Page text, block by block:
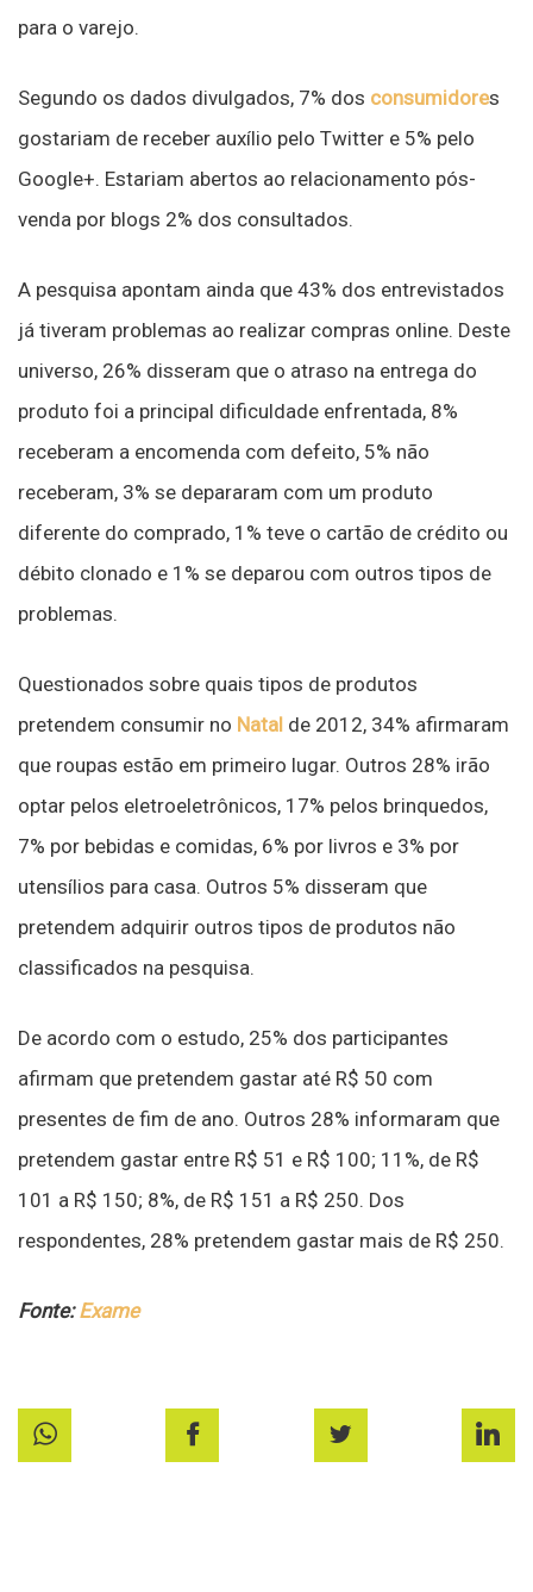
para o varejo.
Segundo os dados divulgados, 7% dos consumidores
gostariam de receber auxílio pelo Twitter e 5% pelo
Google+. Estariam abertos ao relacionamento pós-
venda por blogs 2% dos consultados.
A pesquisa apontam ainda que 43% dos entrevistados
já tiveram problemas ao realizar compras online. Deste
universo, 26% disseram que o atraso na entrega do
produto foi a principal dificuldade enfrentada, 8%
receberam a encomenda com defeito, 5% não
receberam, 3% se depararam com um produto
diferente do comprado, 1% teve o cartão de crédito ou
débito clonado e 1% se deparou com outros tipos de
problemas.
Questionados sobre quais tipos de produtos
pretendem consumir no Natal de 2012, 34% afirmaram
que roupas estão em primeiro lugar. Outros 28% irão
optar pelos eletroeletrônicos, 17% pelos brinquedos,
7% por bebidas e comidas, 6% por livros e 3% por
utensílios para casa. Outros 5% disseram que
pretendem adquirir outros tipos de produtos não
classificados na pesquisa.
De acordo com o estudo, 25% dos participantes
afirmam que pretendem gastar até R$ 50 com
presentes de fim de ano. Outros 28% informaram que
pretendem gastar entre R$ 51 e R$ 100; 11%, de R$
101 a R$ 150; 8%, de R$ 151 a R$ 250. Dos
respondentes, 28% pretendem gastar mais de R$ 250.
Fonte:Exame